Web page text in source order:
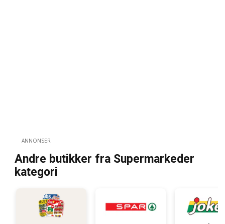
ANNONSER
Andre butikker fra Supermarkeder
kategori